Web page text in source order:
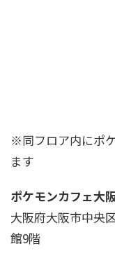
※同フロア内にポ
ます
ポケモンカフェ大
大阪府大阪市中
館9階